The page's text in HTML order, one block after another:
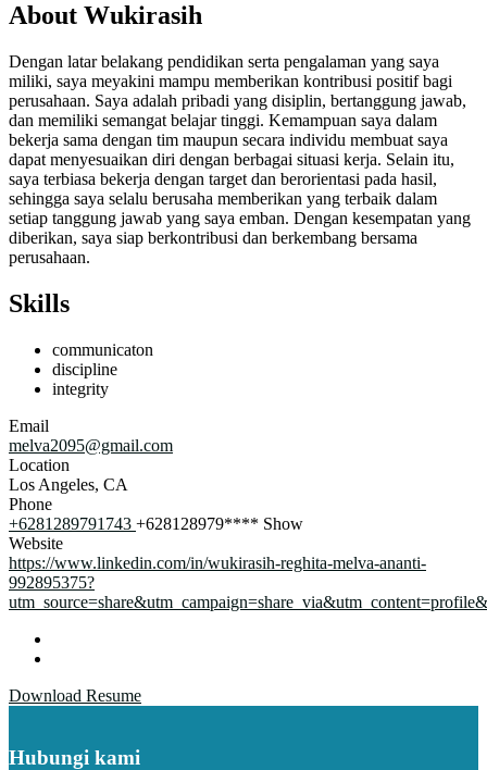
About Wukirasih
Dengan latar belakang pendidikan serta pengalaman yang saya
miliki, saya meyakini mampu memberikan kontribusi positif bagi
perusahaan. Saya adalah pribadi yang disiplin, bertanggung jawab,
dan memiliki semangat belajar tinggi. Kemampuan saya dalam
bekerja sama dengan tim maupun secara individu membuat saya
dapat menyesuaikan diri dengan berbagai situasi kerja. Selain itu,
saya terbiasa bekerja dengan target dan berorientasi pada hasil,
sehingga saya selalu berusaha memberikan yang terbaik dalam
setiap tanggung jawab yang saya emban. Dengan kesempatan yang
diberikan, saya siap berkontribusi dan berkembang bersama
perusahaan.
Skills
communicaton
discipline
integrity
Email
melva2095@gmail.com
Location
Los Angeles, CA
Phone
+6281289791743 +628128979**** Show
Website
https://www.linkedin.com/in/wukirasih-reghita-melva-ananti-
992895375?
Download Resume
Hubungi kami